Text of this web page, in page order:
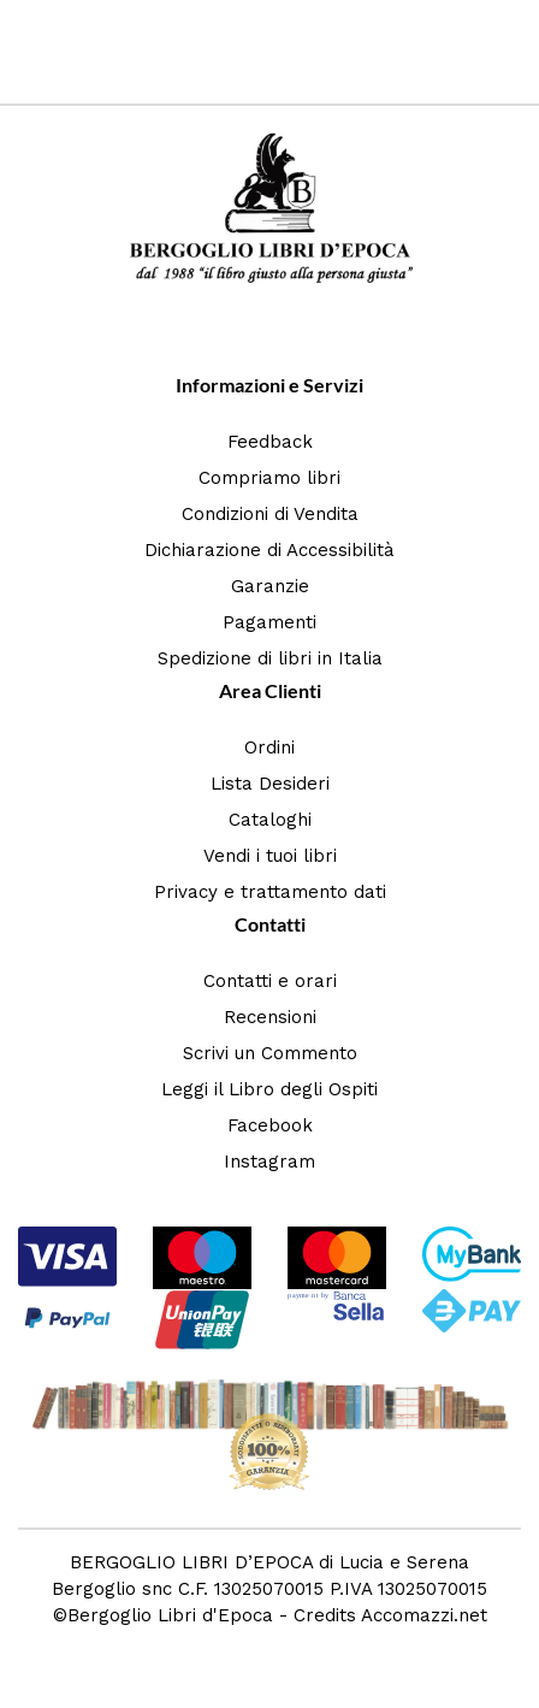
Informazioni e Servizi
Feedback
Compriamo libri
Condizioni di Vendita
Dichiarazione di Accessibilità
Garanzie
Pagamenti
Spedizione di libri in Italia
Area Clienti
Ordini
Lista Desideri
Cataloghi
Vendi i tuoi libri
Privacy e trattamento dati
Contatti
Contatti e orari
Recensioni
Scrivi un Commento
Leggi il Libro degli Ospiti
Facebook
Instagram
BERGOGLIO LIBRI D’EPOCA di Lucia e Serena
Bergoglio snc C.F. 13025070015 P.IVA 13025070015
©Bergoglio Libri d'Epoca - Credits Accomazzi.net